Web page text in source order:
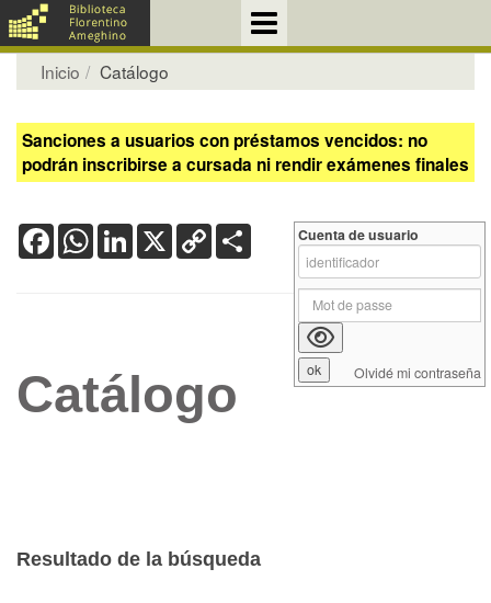
Inicio Catálogo
Sanciones a usuarios con préstamos vencidos: no
podrán inscribirse a cursada ni rendir exámenes finales
FacebookWhatsApp
LinkedIn
X Copy
Link
Catálogo
Resultado de la búsqueda
Cuenta de usuario
Olvidé mi contraseña